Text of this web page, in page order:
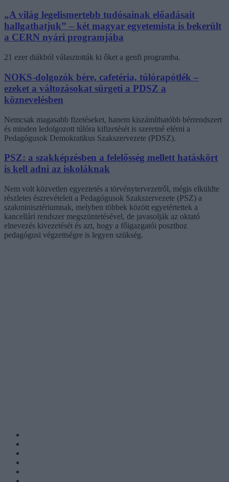
„A világ legelismertebb tudósainak előadásait
hallgathatjuk” – két magyar egyetemista is bekerült
a CERN nyári programjába
21 ezer diákból választották ki őket a genfi programba.
NOKS-dolgozók bére, cafetéria, túlórapótlék –
ezeket a változásokat sürgeti a PDSZ a
köznevelésben
Nemcsak magasabb fizetéseket, hanem kiszámíthatóbb bérrendszert
és minden ledolgozott túlóra kifizetését is szeretné elérni a
Pedagógusok Demokratikus Szakszervezete (PDSZ).
PSZ: a szakképzésben a felelősség mellett hatáskört
is kell adni az iskoláknak
Nem volt közvetlen egyeztetés a törvénytervezetről, mégis elküldte
részletes észrevételeit a Pedagógusok Szakszervezete (PSZ) a
szakminisztériumnak, melyben többek között egyetértettek a
kancellári rendszer megszüntetésével, de javasolják az oktató
elnevezés kivezetését és azt, hogy a főigazgatói poszthoz
pedagógusi végzettségre is legyen szükség.